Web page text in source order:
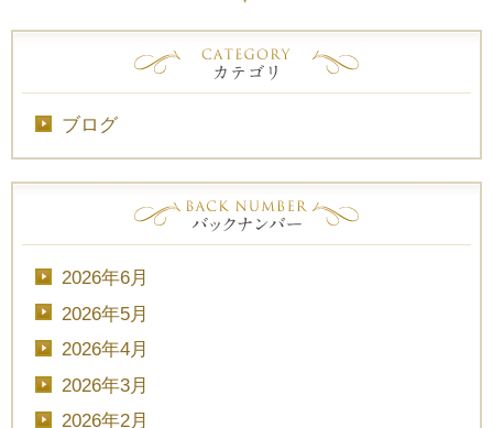
ブログ
2026年6月
2026年5月
2026年4月
2026年3月
2026年2月